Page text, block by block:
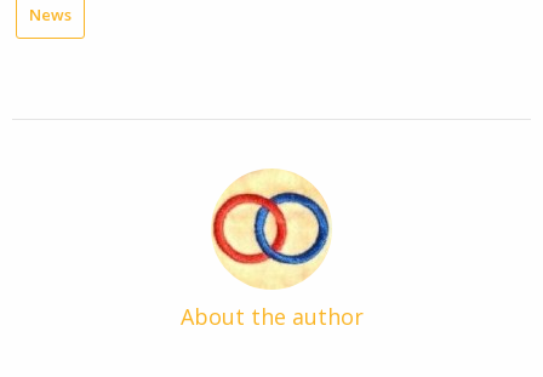
News
About the author